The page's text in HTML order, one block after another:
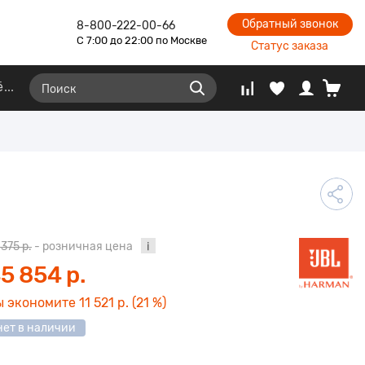
8-800-222-00-66
С 7:00 до 22:00 по Москве
Обратный звонок
Статус заказа
р. - розничная цена
854 р.
экономите 11 521 р. (21 %)
в наличии